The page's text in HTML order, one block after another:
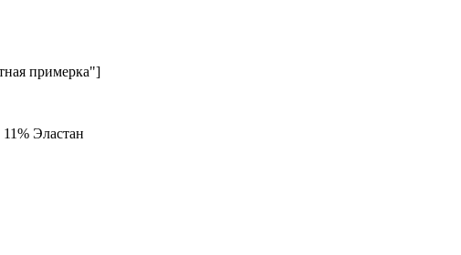
примерка"]
Эластан